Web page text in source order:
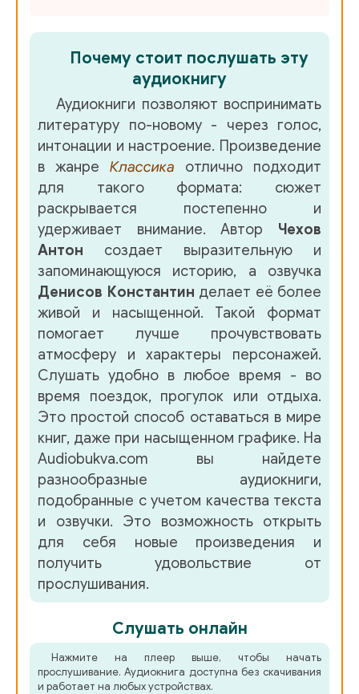
Почему стоит послушать эту
аудиокнигу
Аудиокниги позволяют воспринимать
литературу по-новому - через голос,
интонации и настроение. Произведение
в жанре Классика отлично подходит
для такого формата: сюжет
раскрывается постепенно и
удерживает внимание. Автор Чехов
Антон создает выразительную и
запоминающуюся историю, а озвучка
Денисов Константин делает её более
живой и насыщенной. Такой формат
помогает лучше прочувствовать
атмосферу и характеры персонажей.
Слушать удобно в любое время - во
время поездок, прогулок или отдыха.
Это простой способ оставаться в мире
книг, даже при насыщенном графике. На
Audiobukva.com вы найдете
разнообразные аудиокниги,
подобранные с учетом качества текста
и озвучки. Это возможность открыть
для себя новые произведения и
получить удовольствие от
прослушивания.
Слушать онлайн
Нажмите на плеер выше, чтобы начать
прослушивание. Аудиокнига доступна без скачивания
и работает на любых устройствах.